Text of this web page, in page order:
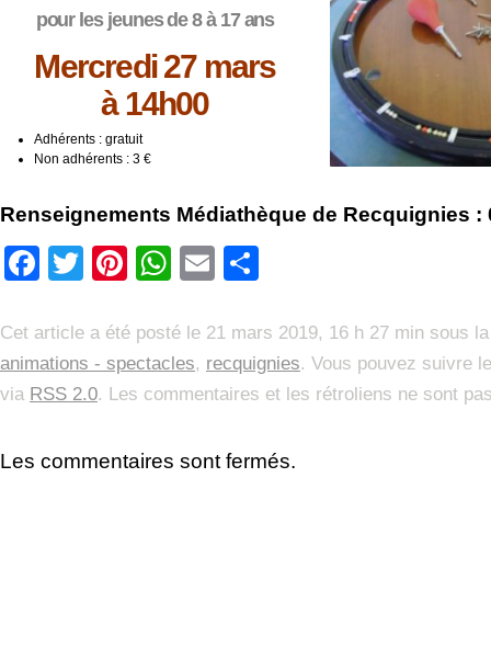
pour les jeunes de 8 à 17 ans
Mercredi 27 mars
à 14h00
Adhérents : gratuit
Non adhérents : 3 €
Renseignements Médiathèque de Recquignies :
Facebook
TwitterPinterest
WhatsApp
Email
Cet article a été posté le 21 mars 2019, 16 h 27 min sous
animations - spectacles, recquignies. Vous pouvez suivre
via RSS 2.0. Les commentaires et les rétroliens ne sont
Les commentaires sont fermés.